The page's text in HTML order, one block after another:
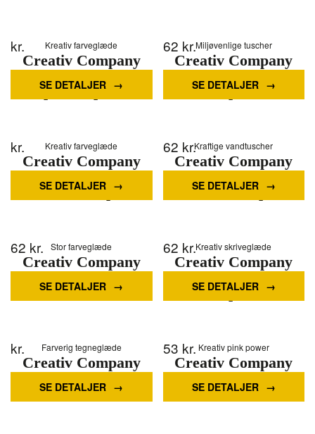
Kreativ farveglæde
Creativ Company
Warm yellow Jumbo
pens 12pcs.
kr.
SE DETALJER
Miljøvenlige tuscher
Creativ Company
Green Jumbo pens
12pcs.
62 kr.
SE DETALJER
Kreativ farveglæde
Creativ Company
Light green Jumbo
markers 12pcs.
kr.
SE DETALJER
Kraftige vandtuscher
Creativ Company
Bright green Jumbo
markers 12pcs.
62 kr.
SE DETALJER
Stor farveglæde
Creativ Company
Wine red Jumbo
markers 12st.
62 kr.
SE DETALJER
Kreativ skriveglæde
Creativ Company
Pink Jumbo pens
12pcs.
62 kr.
SE DETALJER
Farverig tegneglæde
Creativ Company
Bucket with 100 pens
18 colors
kr.
SE DETALJER
Kreativ pink power
Creativ Company
Pink markers 18st.
53 kr.
SE DETALJER